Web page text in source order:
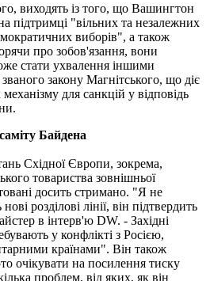
виходять із того, що Вашингтон
підтримці "вільних та незалежних
виборів", а також
про зобов'язання, вони
стати ухвалення іншими
закону Магнітського, що діє
для санкцій у відповідь
Байдена
Східної Європи, зокрема,
товариства зовнішньої
досить стримано. "Я не
розділові лінії, він підтвердить
в інтерв'ю DW. - Західні
у конфлікті з Росією,
країнами". Він також
очікувати на посилення тиску
проблем, від яких, як він